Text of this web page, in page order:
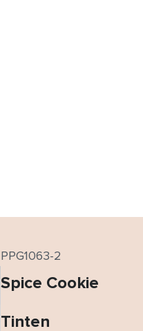
PPG1063-2
Spice Cookie
Tinten